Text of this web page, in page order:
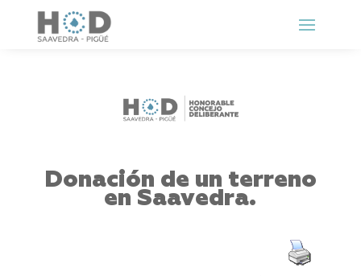
Donación de un terreno
en Saavedra.